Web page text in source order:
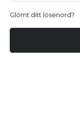
Glömt ditt lösenord?